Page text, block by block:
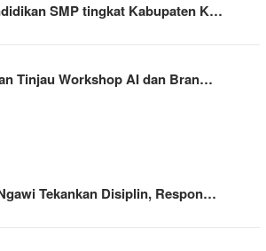
SMP tingkat Kabupaten K…
Tinjau Workshop AI dan Bran…
Tekankan Disiplin, Respon…